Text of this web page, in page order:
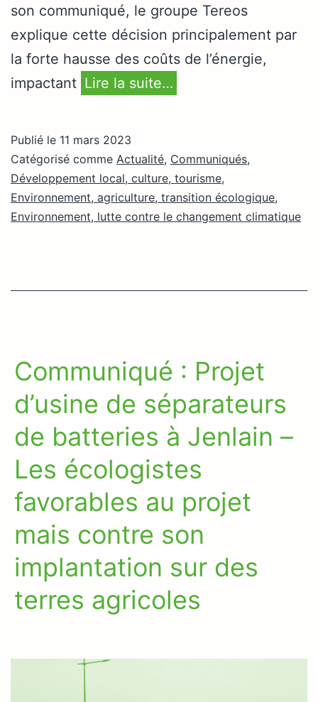
son communiqué, le groupe Tereos
explique cette décision principalement par
la forte hausse des coûts de l’énergie,
impactant Lire la suite…
Publié le 11 mars 2023
Catégorisé comme Actualité, Communiqués,
Développement local, culture, tourisme,
Environnement, agriculture, transition écologique,
Environnement, lutte contre le changement climatique
Communiqué : Projet
d’usine de séparateurs
de batteries à Jenlain –
Les écologistes
favorables au projet
mais contre son
implantation sur des
terres agricoles